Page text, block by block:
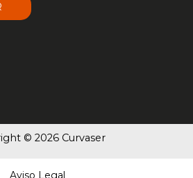
© 2026 Curvaser
Aviso Legal